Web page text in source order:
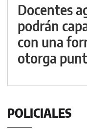
Docentes
podrán
con una
otorga
POLICIALES